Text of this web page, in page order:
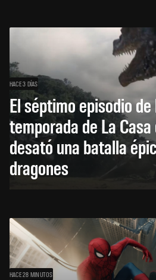
HACE 3 DÍAS
El séptimo episodio
temporada de La
desató una batalla
dragones
HACE 28 MINUTOS